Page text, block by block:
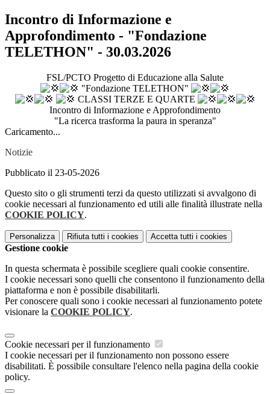
Incontro di Informazione e
Approfondimento - "Fondazione
TELETHON" - 30.03.2026
FSL/PCTO Progetto di Educazione alla Salute
"Fondazione TELETHON"
CLASSI TERZE E QUARTE
Incontro di Informazione e Approfondimento
"La ricerca trasforma la paura in speranza"
Caricamento...
Notizie
Pubblicato il 23-05-2026
Questo sito o gli strumenti terzi da questo utilizzati si avvalgono di
cookie necessari al funzionamento ed utili alle finalità illustrate nella
COOKIE POLICY.
Personalizza Rifiuta tutti i cookies Accetta tutti i cookies
Gestione cookie
In questa schermata è possibile scegliere quali cookie consentire.
I cookie necessari sono quelli che consentono il funzionamento della
piattaforma e non è possibile disabilitarli.
Per conoscere quali sono i cookie necessari al funzionamento potete
visionare la COOKIE POLICY.
Cookie necessari per il funzionamento
I cookie necessari per il funzionamento non possono essere
disabilitati. È possibile consultare l'elenco nella pagina della cookie
policy.